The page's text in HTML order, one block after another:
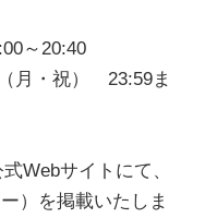
～20:40
月・祝） 23:59ま
Webサイトにて、
）を掲載いたしま